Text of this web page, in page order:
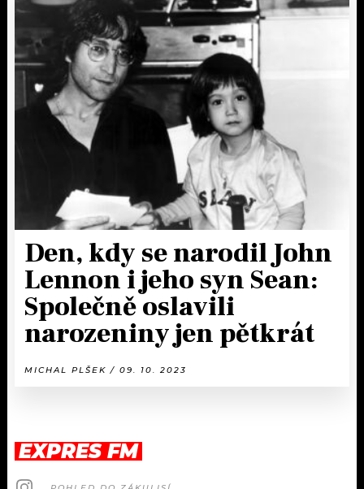
Den, kdy se narodil John
Lennon i jeho syn Sean:
Společně oslavili
narozeniny jen pětkrát
MICHAL PLŠEK / 09. 10. 2023
EXPRES FM